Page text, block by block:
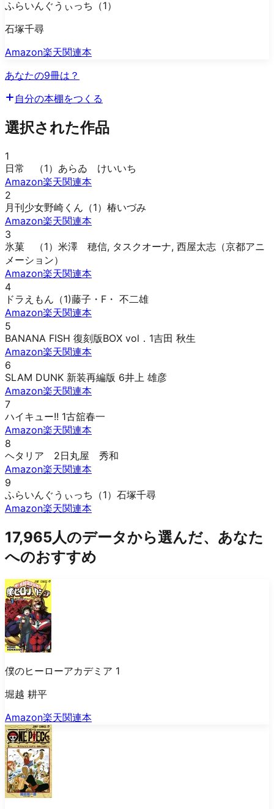
ふらいんぐうぃっち（1）
石塚千尋
Amazon楽天関連本
あなたの9冊は？
自分の本棚をつくる
選択された作品
1
日常 （1） あらゐ けいいち
Amazon楽天関連本
2
月刊少女野崎くん（1） 椿いづみ
Amazon楽天関連本
3
氷菓 （1） 米澤 穂信, タスクオーナ, 西屋太志（京都アニ
メーション）
Amazon楽天関連本
4
ドラえもん（1)藤子・F・ 不二雄
Amazon楽天関連本
5
BANANA FISH 復刻版BOX vol．1吉田 秋生
Amazon楽天関連本
6
SLAM DUNK 新装再編版 6井上 雄彦
Amazon楽天関連本
7
ハイキュー!! 1古舘春一
Amazon楽天関連本
8
ヘタリア 2日丸屋 秀和
Amazon楽天関連本
9
ふらいんぐうぃっち（1） 石塚千尋
Amazon楽天関連本
17,965人のデータから選んだ、あなた
へのおすすめ
僕のヒーローアカデミア 1
堀越 耕平
Amazon楽天関連本